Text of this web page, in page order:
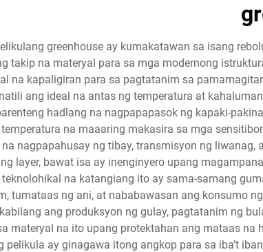
greenhouse ay kumakatawan sa isang
takip na materyal para sa mga modernong
na kapaligiran para sa pagtatanim sa
ang ideal na antas ng temperatura at
hadlang na nagpapapasok ng kapaki-
na maaaring makasira sa mga
nagpapahusay ng tibay, transmisyon ng
layer, bawat isa ay inenginyero upang
na katangiang ito ay sama-samang
tumataas ng ani, at nababawasan ang konsumo
ang produksyon ng gulay, pagtatanim ng
materyal na ito upang protektahan ang mataas
pelikula ay ginagawa itong angkop para sa iba’t